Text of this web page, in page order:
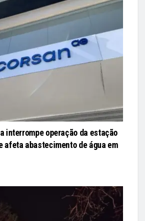
interrompe operação da estação
afeta abastecimento de água em